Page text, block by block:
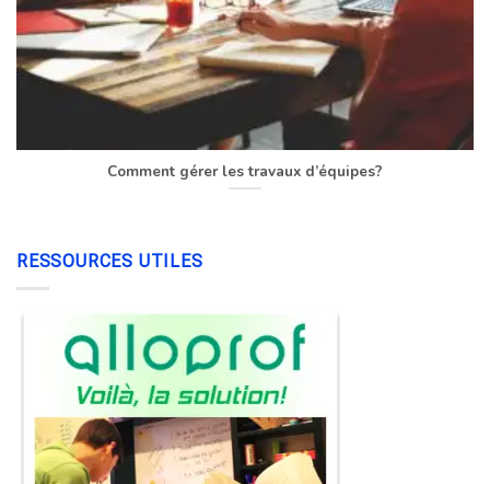
Comment gérer les travaux d’équipes?
RESSOURCES UTILES